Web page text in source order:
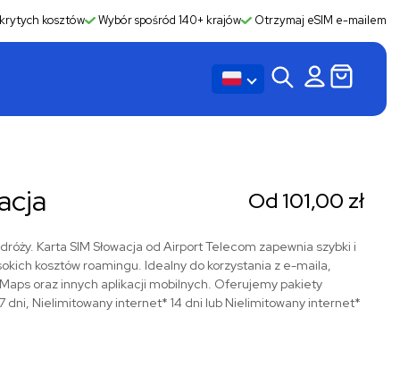
kosztów Wybór spośród 140+ krajów Otrzymaj eSIM e-mailem
Od 101,00 zł
Karta SIM Słowacja od Airport Telecom zapewnia szybki i
kosztów roamingu. Idealny do korzystania z e-maila,
oraz innych aplikacji mobilnych. Oferujemy pakiety
Nielimitowany internet* 14 dni lub Nielimitowany internet*